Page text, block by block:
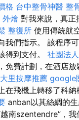
格 台中整骨神醫 整
外燴 對我來說，真正
整復所 使用傳統航
我們指示。 該程序
得到支付。 社團法
免費計劃，在酒店
大里按摩推薦 google
在飛機上轉移了科
anban以其絲綢的
南szentendre”，我